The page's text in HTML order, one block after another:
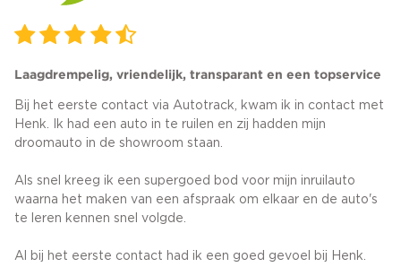
Laagdrempelig, vriendelijk, transparant en een topservice
Bij het eerste contact via Autotrack, kwam ik in contact met
Henk. Ik had een auto in te ruilen en zij hadden mijn
droomauto in de showroom staan.
Als snel kreeg ik een supergoed bod voor mijn inruilauto
waarna het maken van een afspraak om elkaar en de auto's
te leren kennen snel volgde.
Al bij het eerste contact had ik een goed gevoel bij Henk.